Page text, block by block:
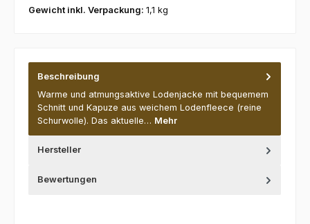
Gewicht inkl. Verpackung: 1,1 kg
Beschreibung
Warme und atmungsaktive Lodenjacke mit bequemem
Schnitt und Kapuze aus weichem Lodenfleece (reine
Schurwolle). Das aktuelle… Mehr
Hersteller
Bewertungen